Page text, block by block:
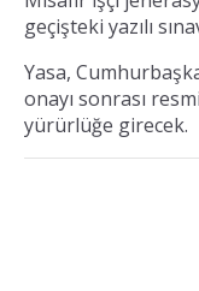
geçişteki yazılı
Yasa,
onayı sonrası
yürürlüğe girecek.